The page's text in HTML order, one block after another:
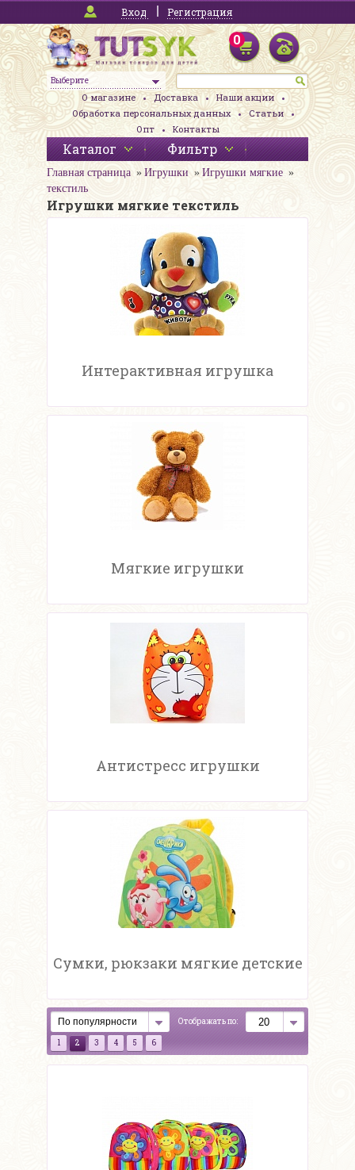
Вход Регистрация
Выберите
0
О магазине Доставка
Наши акции
Обработка персональных данных
Статьи
Опт
Контакты
Каталог Фильтр
Главная страница Игрушки
Игрушки мягкие
текстиль
Игрушки мягкие текстиль
Интерактивная игрушка
Мягкие игрушки
Антистресс игрушки
Сумки, рюкзаки мягкие детские
Отображать по:
1 2 3 4 5 6